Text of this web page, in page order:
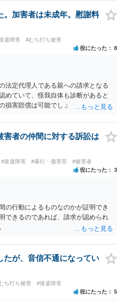
変わらないでしょう。今の弁護士と
要だと思います。
。加害者は未成年。慰謝料
遺障害 #むち打ち被害
役にたった 8
法定代理人である親への請求となる
めていて、怪我自体も診断があると
損害賠償は可能でしょう。 整骨院へ
社から提案される金額は低めに出さ
ために弁護士を入れるということも
害者の仲間に対する訴訟は
#後遺障害 #暴行・傷害罪 #被害者
役にたった 3
の行動によるものなのかが証明でき
できるのであれば、請求が認められ
たが、音信不通になってい
ち打ち被害 #後遺障害
役にたった 5